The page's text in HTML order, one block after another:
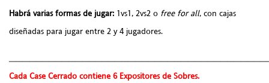
Habrá varias formas de jugar: 1vs1, 2vs2 o free for all, con cajas
diseñadas para jugar entre 2 y 4 jugadores.
Cada Case Cerrado contiene 6 Expositores de Sobres.